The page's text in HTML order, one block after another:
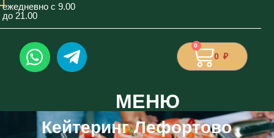
ежедневно с 9.00
до 21.00
0 ₽
0
МЕНЮ
Кейтеринг Лефортово